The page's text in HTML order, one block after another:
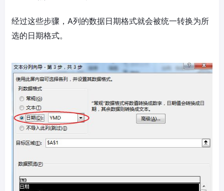
经过这些步骤，A列的数据日期格式就会被统一转换为所
选的日期格式。